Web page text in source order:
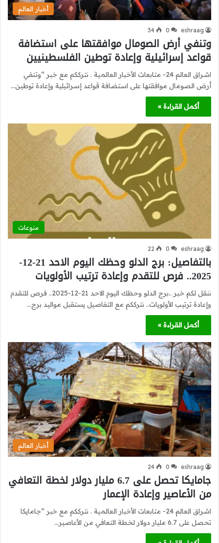
أخبار العالم
eshraag
0
34
وتنفي أرض الصومال موافقتها على استضافة
قواعد إسرائيلية وإعادة توطين الفلسطينيين
اشراق العالم 24- متابعات الأخبار العالمية . نترككم مع خبر “وتنفي
أرض الصومال موافقتها على استضافة قواعد إسرائيلية وإعادة توطين…
أكمل القراءة »
منوعات
eshraag
0
22
بالتفاصيل: برج الدلو وحظك اليوم الاحد 21-12-
2025.. فرص للتقدم وإعادة ترتيب الأولويات
ننقل لكم خبر ..برج الدلو وحظك اليوم الاحد 21-12-2025.. فرص للتقدم
وإعادة ترتيب الأولويات.. نترككم مع التفاصيل يستقبل مواليد برج…
أكمل القراءة »
أخبار العالم
eshraag
0
24
جامايكا تحصل على 6.7 مليار دولار لخطة التعافي
من الأعاصير وإعادة الإعمار
اشراق العالم 24- متابعات الأخبار العالمية . نترككم مع خبر “جامايكا
تحصل على 6.7 مليار دولار لخطة التعافي من الأعاصير…